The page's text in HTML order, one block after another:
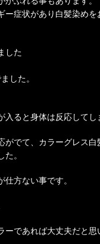
症状があり白髪染め
した
した。
ると身体は反応して
でて、カラーグレス
。
方ない事です。
ーであれば大丈夫だと